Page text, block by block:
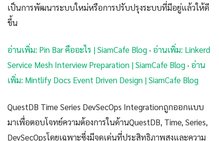
เป็นการพัฒนาระบบใหม่หรือการปรับปรุงระบบที่มีอยู่แล้วให้ดี
ขึ้น
อ่านเพิ่ม: Pin Bar คืออะไร | SiamCafe Blog · อ่านเพิ่ม: Linkerd
Service Mesh Interview Preparation | SiamCafe Blog · อ่าน
เพิ่ม: Mintlify Docs Event Driven Design | SiamCafe Blog
QuestDB Time Series DevSecOps Integrationถูกออกแบบ
มาเพื่อตอบโจทย์ความต้องการในด้านQuestDB, Time, Series,
DevSecOpsโดยเฉพาะซึ่งมีจุดเด่นที่ประสิทธิภาพสูงและความ